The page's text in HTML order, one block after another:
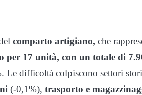
comparto artigiano, che
per 17 unità, con un totale di
Le difficoltà colpiscono settori
(-0,1%), trasporto e